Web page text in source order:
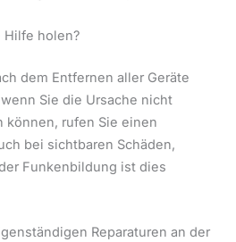
Hilfe holen?
dem Entfernen aller Geräte
Sie die Ursache nicht
rufen Sie einen
bei sichtbaren Schäden,
Funkenbildung ist dies
Reparaturen an der